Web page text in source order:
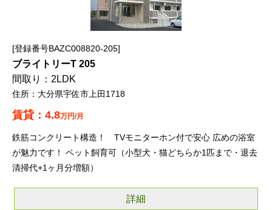
登録番号BAZC008820-205
ブライトリーT 205
2LDK
大分県宇佐市上田1718
4.8万円/月
鉄筋コンクリート構造！ TVモニターホン付で安心 広めの浴室
が魅力です！ ペット飼育可（小型犬・猫どちらか1匹まで・退去
清掃代+1ヶ月分増額）
詳細